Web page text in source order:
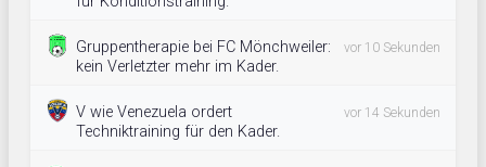
Gruppentherapie bei FC Mönchweiler:
kein Verletzter mehr im Kader.
vor 10 Sekunden
V wie Venezuela ordert
Techniktraining für den Kader.
vor 14 Sekunden